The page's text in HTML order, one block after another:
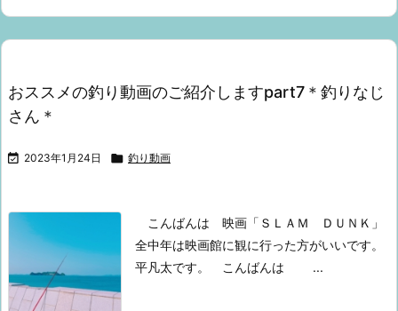
おススメの釣り動画のご紹介しますpart7＊釣りなじ
さん＊
 2023年1月24日  釣り動画
こんばんは
映画「ＳＬＡＭ ＤＵＮＫ」
全中年は映画館に観に行った方がいいです。
平凡太です。
こんばんは ...